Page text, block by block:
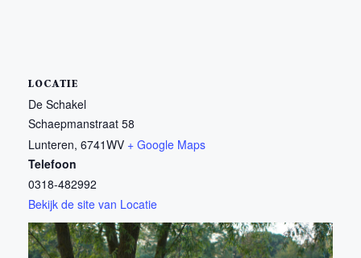
LOCATIE
De Schakel
Schaepmanstraat 58
Lunteren, 6741WV + Google Maps
Telefoon
0318-482992
Bekijk de site van Locatie